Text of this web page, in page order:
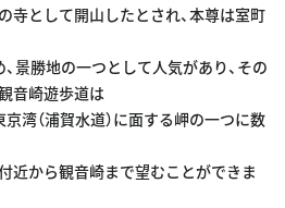
寺として開山したとされ、本尊は室町
景勝地の一つとして人気があり、その
音崎遊歩道は
湾（浦賀水道）に面する岬の一つに数
近から観音崎まで望むことができま